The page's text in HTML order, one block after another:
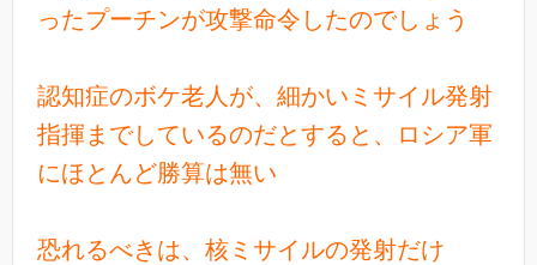
ったプーチンが攻撃命令したのでしょう
認知症のボケ老人が、細かいミサイル発射
指揮までしているのだとすると、ロシア軍
にほとんど勝算は無い
恐れるべきは、核ミサイルの発射だけ